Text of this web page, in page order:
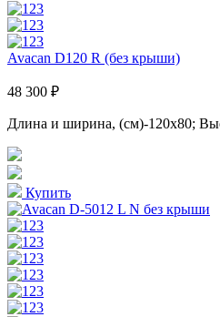
Avacan D120 R (без крыши)
48 300 ₽
Длина и ширина, (см)-120x80;
Купить